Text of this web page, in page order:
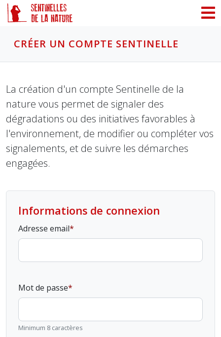
CRÉER UN COMPTE SENTINELLE
La création d'un compte Sentinelle de la
nature vous permet de signaler des
dégradations ou des initiatives favorables à
l'environnement, de modifier ou compléter vos
signalements, et de suivre les démarches
engagées.
Informations de connexion
Adresse email
Mot de passe
Minimum 8 caractères
Panneau de gestion des cookies